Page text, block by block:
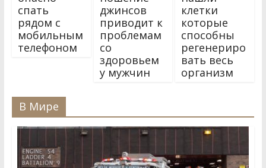
спать
рядом с
мобильным
телефоном
джинсов
приводит к
проблемам
со
здоровьем
у мужчин
клетки
которые
способны
регенериро
вать весь
организм
В Мире